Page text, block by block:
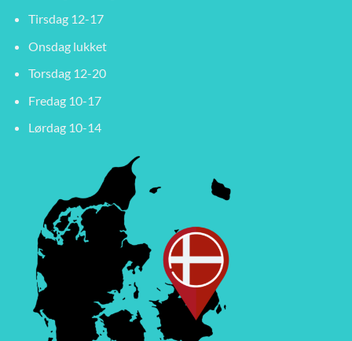
Tirsdag 12-17
Onsdag lukket
Torsdag 12-20
Fredag 10-17
Lørdag 10-14